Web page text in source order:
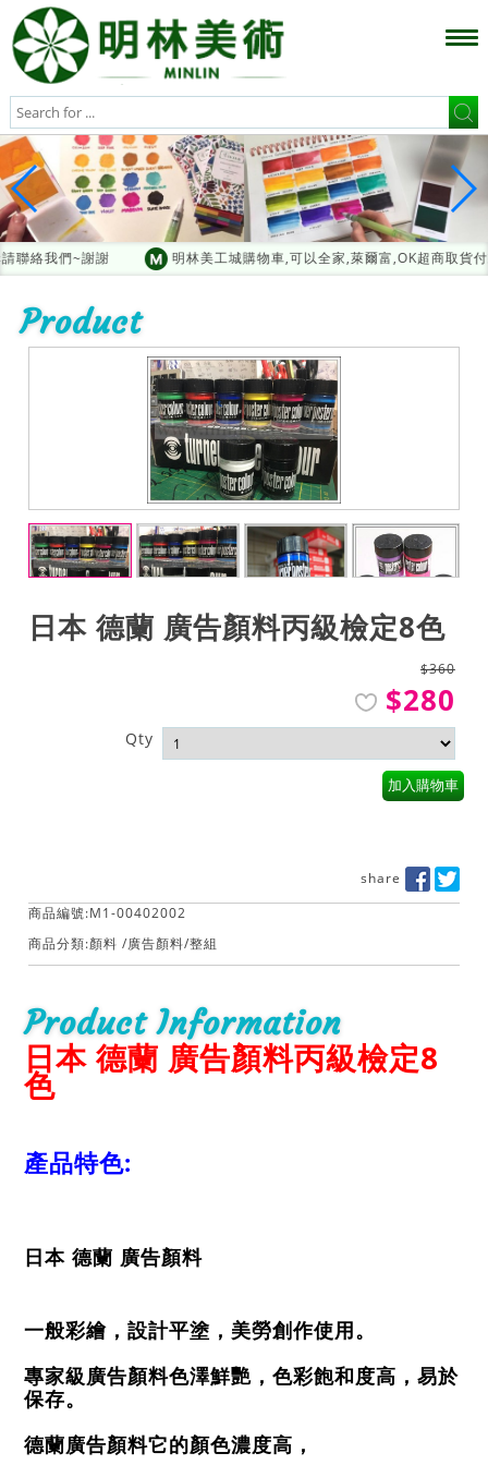
聯絡我們~謝謝 明林美工城購物車,可以全家,萊爾富,OK超商取貨
Product
日本 德蘭 廣告顏料丙級檢定8色
$360
$280
Qty
加入購物車
share
商品編號:M1-00402002
商品分類:顏料 /廣告顏料/整組
Product Information
日本 德蘭 廣告顏料丙級檢定8
色
產品特色:
日本 德蘭 廣告顏料
一般彩繪，設計平塗，美勞創作使用。
專家級廣告顏料色澤鮮艷，色彩飽和度高，易於
保存。
德蘭廣告顏料它的顏色濃度高，